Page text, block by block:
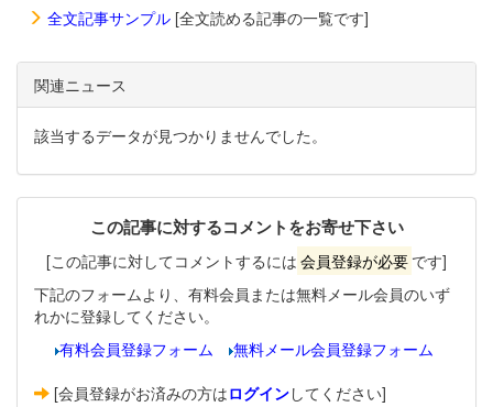
全文記事サンプル [全文読める記事の一覧です]
関連ニュース
該当するデータが見つかりませんでした。
この記事に対するコメントをお寄せ下さい
[この記事に対してコメントするには 会員登録が必要 です]
下記のフォームより、有料会員または無料メール会員のいず
れかに登録してください。
有料会員登録フォーム
無料メール会員登録フォーム
[会員登録がお済みの方はログインしてください]